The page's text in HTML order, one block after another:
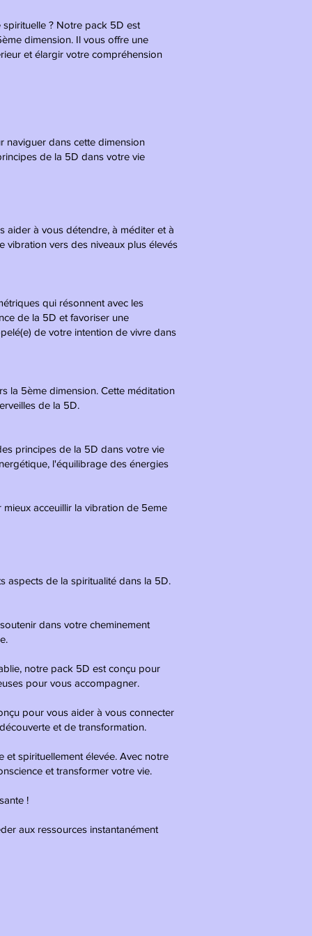
? Notre pack 5D est
dimension. Il vous offre une
et élargir votre compréhension
naviguer dans cette dimension
de la 5D dans votre vie
aider à vous détendre, à méditer et à
vibration vers des niveaux plus élevés
qui résonnent avec les
de la 5D et favoriser une
de votre intention de vivre dans
la 5ème dimension. Cette méditation
de la 5D.
principes de la 5D dans votre vie
l'équilibrage des énergies
acceuillir la vibration de 5eme
aspects de la spiritualité dans la 5D.
dans votre cheminement
notre pack 5D est conçu pour
pour vous accompagner.
pour vous aider à vous connecter
et de transformation.
et spirituellement élevée. Avec notre
et transformer votre vie.
!
aux ressources instantanément